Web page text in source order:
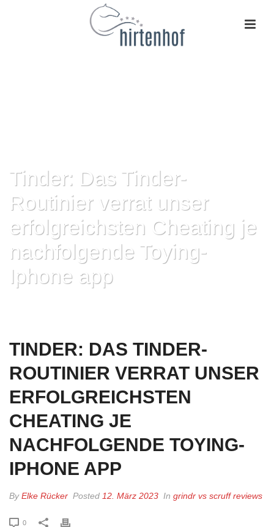
Tinder: Das Tinder-
Routinier verrat unser
erfolgreichsten Cheating je
nachfolgende Toying-
Iphone app
TINDER: DAS TINDER-
ROUTINIER VERRAT UNSER
ERFOLGREICHSTEN
CHEATING JE
NACHFOLGENDE TOYING-
IPHONE APP
ByElke Rücker Posted 12. März 2023 In grindr vs scruff reviews
0